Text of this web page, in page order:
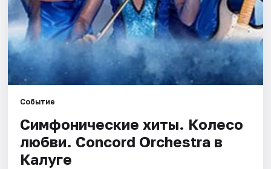
Артисты
Рейтинги
Событие
Симфонические хиты. Колесо
любви. Concord Orchestra в
Калуге